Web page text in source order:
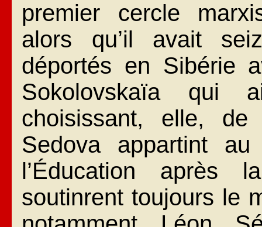
premier cercle
alors qu’il avait
déportés en Sibérie
Sokolovskaïa qui
choisissant, elle,
Sedova appartint
l’Éducation après
soutinrent toujours le